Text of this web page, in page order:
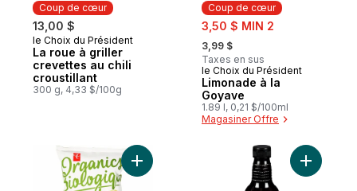
Coup de cœur
13,00 $
Coup de cœur
le Choix du Président
La roue à griller
crevettes au chili
croustillant
300 g, 4,33 $/100g
Coup de cœur
sale:
3,50 $ MIN 2
, formerly:
3,99 $
Taxes en sus
Coup de cœur
le Choix du Président
Limonade à la
Goyave
1.89 l, 0,21 $/100ml
Magasiner Offre
Ajouter Anneaux de maïs soufflés cuits
Ajouter